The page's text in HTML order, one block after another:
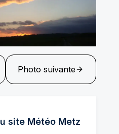
Photo suivante
site MétéoMetz